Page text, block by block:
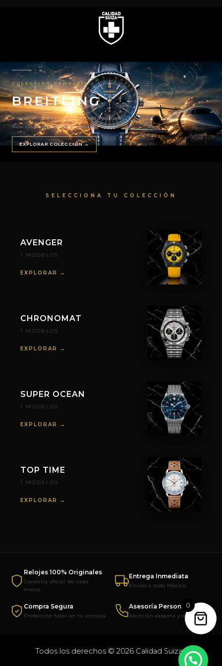
COLECCIÓN COMPLETA
BREITLING
Instrumentos de precisión para profesionales.
Aviación y aventura desde 1884.
EXPLORAR COLECCIÓN →
SELECCIONA TU COLECCIÓN
AVENGER
1 MODELOS
EXPLORAR →
CHRONOMAT
1 MODELOS
EXPLORAR →
SUPER OCEAN
1 MODELOS
EXPLORAR →
TOP TIME
1 MODELOS
EXPLORAR →
Relojes 100% Originales
Garantía oficial de cada
marca
Entrega Inmediata
Envíos a todo México
Compra Segura
Protección total en tu compra
Asesoría Personalizada
Atención experta y exclusiva
Todos los derechos © 2026 Calidad Suiza |
0